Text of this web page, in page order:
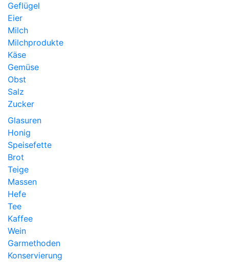
Geflügel
Eier
Milch
Milchprodukte
Käse
Gemüse
Obst
Salz
Zucker
Glasuren
Honig
Speisefette
Brot
Teige
Massen
Hefe
Tee
Kaffee
Wein
Garmethoden
Konservierung